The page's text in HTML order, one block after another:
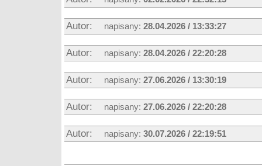
Autor: napisany: 28.04.2026 / 13:33:27
Autor: napisany: 28.04.2026 / 22:20:28
Autor: napisany: 27.06.2026 / 13:30:19
Autor: napisany: 27.06.2026 / 22:20:28
Autor: napisany: 30.07.2026 / 22:19:51